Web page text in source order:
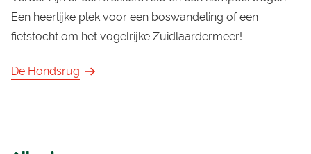
Een heerlijke plek voor een boswandeling of een
fietstocht om het vogelrijke Zuidlaardermeer!
De Hondsrug